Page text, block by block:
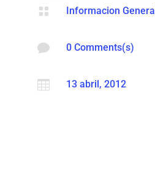
 Informacion General
 0 Comments(s)
 13 abril, 2012